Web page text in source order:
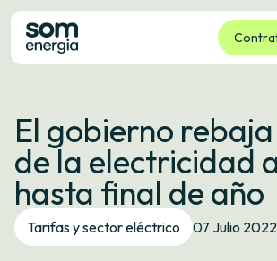
Tarifas
Servicios
Empresas
La cooperativa
Contacto
El gobierno
de la electricidad
hasta final de año
Tarifas y sector eléctrico 07 Julio 2022